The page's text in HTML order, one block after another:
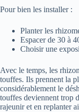
Pour bien les installer :
Planter les
Espacer de 30 à
Choisir une
Avec le temps, les
touffes. Ils prennent la
considérablement le
touffes deviennent trop
rajeunir et en replanter